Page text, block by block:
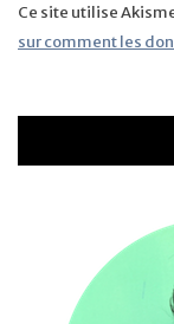
Ce site utilise
sur comment les